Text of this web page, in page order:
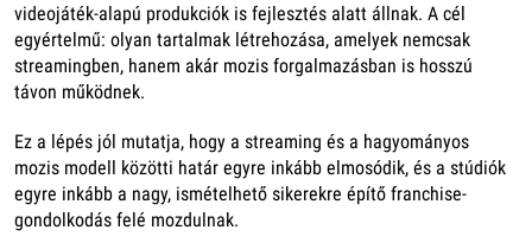
videojáték-alapú produkciók is fejlesztés alatt állnak. A cél
egyértelmű: olyan tartalmak létrehozása, amelyek nemcsak
streamingben, hanem akár mozis forgalmazásban is hosszú
távon működnek.
Ez a lépés jól mutatja, hogy a streaming és a hagyományos
mozis modell közötti határ egyre inkább elmosódik, és a stúdiók
egyre inkább a nagy, ismételhető sikerekre építő franchise-
gondolkodás felé mozdulnak.